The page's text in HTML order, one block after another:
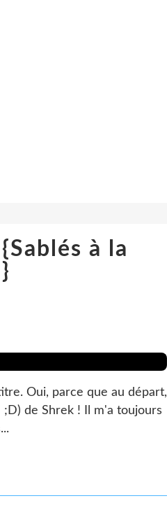
à la
Oui, parce que au départ,
de Shrek ! Il m'a toujours